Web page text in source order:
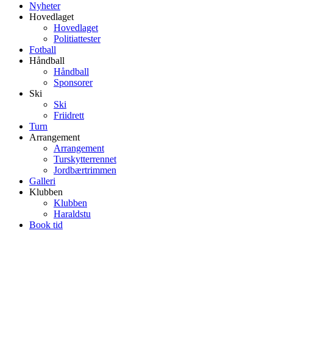
Nyheter
Hovedlaget
Hovedlaget
Politiattester
Fotball
Håndball
Håndball
Sponsorer
Ski
Ski
Friidrett
Turn
Arrangement
Arrangement
Turskytterrennet
Jordbærtrimmen
Galleri
Klubben
Klubben
Haraldstu
Book tid